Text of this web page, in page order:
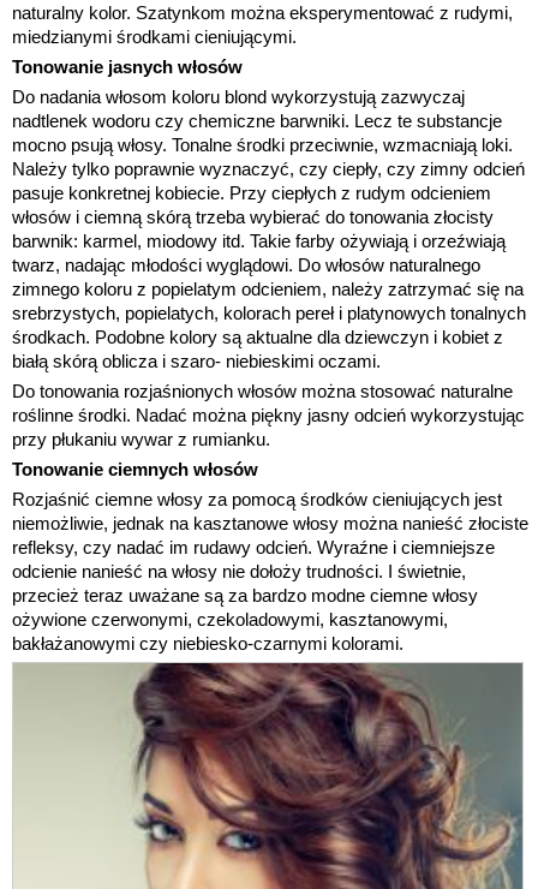
naturalny kolor. Szatynkom można eksperymentować z rudymi,
miedzianymi środkami cieniującymi.
Tonowanie jasnych włosów
Do nadania włosom koloru blond wykorzystują zazwyczaj
nadtlenek wodoru czy chemiczne barwniki. Lecz te substancje
mocno psują włosy. Tonalne środki przeciwnie, wzmacniają loki.
Należy tylko poprawnie wyznaczyć, czy ciepły, czy zimny odcień
pasuje konkretnej kobiecie. Przy ciepłych z rudym odcieniem
włosów i ciemną skórą trzeba wybierać do tonowania złocisty
barwnik: karmel, miodowy itd. Takie farby ożywiają i orzeźwiają
twarz, nadając młodości wyglądowi. Do włosów naturalnego
zimnego koloru z popielatym odcieniem, należy zatrzymać się na
srebrzystych, popielatych, kolorach pereł i platynowych tonalnych
środkach. Podobne kolory są aktualne dla dziewczyn i kobiet z
białą skórą oblicza i szaro- niebieskimi oczami.
Do tonowania rozjaśnionych włosów można stosować naturalne
roślinne środki. Nadać można piękny jasny odcień wykorzystując
przy płukaniu wywar z rumianku.
Tonowanie ciemnych włosów
Rozjaśnić ciemne włosy za pomocą środków cieniujących jest
niemożliwie, jednak na kasztanowe włosy można nanieść złociste
refleksy, czy nadać im rudawy odcień. Wyraźne i ciemniejsze
odcienie nanieść na włosy nie dołoży trudności. I świetnie,
przecież teraz uważane są za bardzo modne ciemne włosy
ożywione czerwonymi, czekoladowymi, kasztanowymi,
bakłażanowymi czy niebiesko-czarnymi kolorami.